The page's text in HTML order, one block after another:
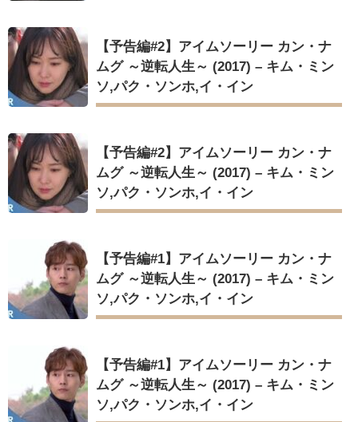
【予告編#2】アイムソーリー カン・ナ
ムグ ～逆転人生～ (2017) – キム・ミン
ソ,パク・ソンホ,イ・イン
【予告編#2】アイムソーリー カン・ナ
ムグ ～逆転人生～ (2017) – キム・ミン
ソ,パク・ソンホ,イ・イン
【予告編#1】アイムソーリー カン・ナ
ムグ ～逆転人生～ (2017) – キム・ミン
ソ,パク・ソンホ,イ・イン
【予告編#1】アイムソーリー カン・ナ
ムグ ～逆転人生～ (2017) – キム・ミン
ソ,パク・ソンホ,イ・イン